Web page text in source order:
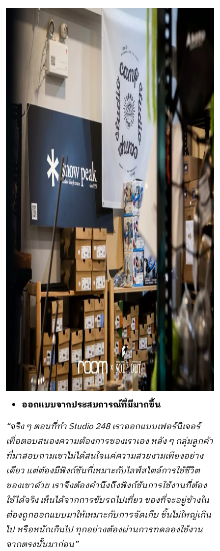
ออกแบบจากประสบการณ์ที่มีมากขึ้น
“จริง ๆ ตอนที่ทำ Studio 248 เราออกแบบเฟอร์นิเจอร์
เพื่อตอบสนองความต้องการของเราเอง หลัง ๆ กลุ่มลูกค้า
ที่มาสอบถามเขาไม่ได้สนใจเเค่ความสวยงามเพียงอย่าง
เดียว แต่ต้องมีฟังก์ชันที่เหมาะกับไลฟ์สไตล์การใช้ชีวิต
ของเขาด้วย เราจึงต้องคำนึงถึงฟังก์ชันการใช้งานที่ต้อง
ใช้ได้จริง เห็นได้จากการขับรถไปเที่ยว ของที่จะอยู่ข้างใน
ต้องถูกออกแบบมาให้เหมาะกับการจัดเก็บ ชิ้นไม่ใหญ่เกิน
ไป หรือหนักเกินไป ทุกอย่างต้องผ่านการทดลองใช้งาน
จากตรงนั้นมาก่อน”